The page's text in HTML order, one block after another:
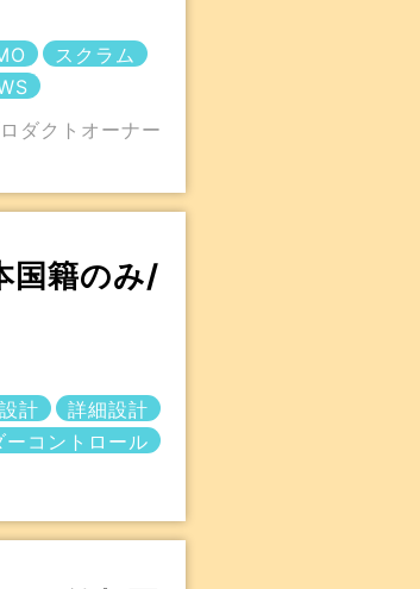
スクラム
ダクトオーナー
国籍のみ/
計
詳細設計
ーコントロール